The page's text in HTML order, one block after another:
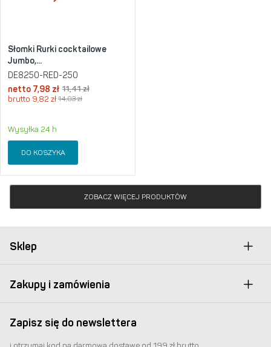
Słomki Rurki cocktailowe
Jumbo,...
DE8250-RED-250
netto 7,98 zł 11,41zł
brutto 9,82 zł 14,03zł
Wysyłka 24 h
DO KOSZYKA
ZOBACZ WIĘCEJ PRODUKTÓW
Sklep
Zakupy i zamówienia
Zapisz się do newslettera